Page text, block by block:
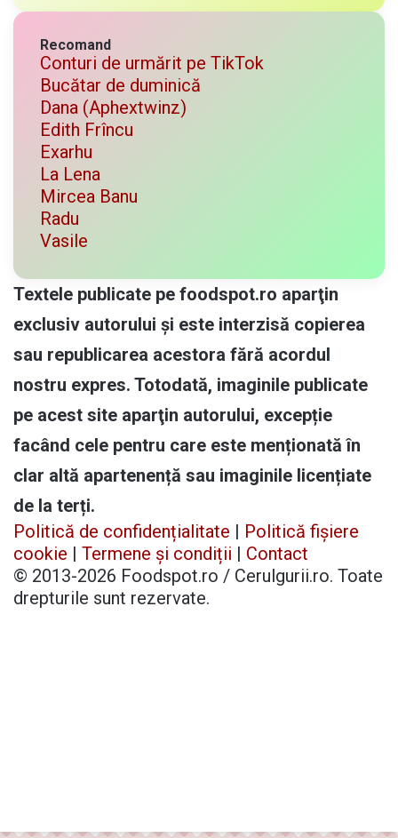
Recomand
Conturi de urmărit pe TikTok
Bucătar de duminică
Dana (Aphextwinz)
Edith Frîncu
Exarhu
La Lena
Mircea Banu
Radu
Vasile
Textele publicate pe foodspot.ro aparţin
exclusiv autorului și este interzisă copierea
sau republicarea acestora fără acordul
nostru expres. Totodată, imaginile publicate
pe acest site aparţin autorului, excepție
facând cele pentru care este menționată în
clar altă apartenență sau imaginile licențiate
de la terți.
Politică de confidențialitate | Politică fișiere
cookie | Termene și condiții | Contact
© 2013-2026 Foodspot.ro / Cerulgurii.ro. Toate
drepturile sunt rezervate.